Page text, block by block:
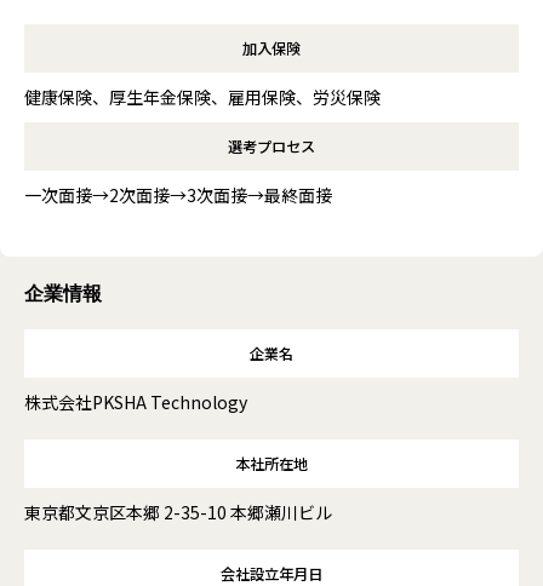
加入保険
健康保険、厚生年金保険、雇用保険、労災保険
選考プロセス
一次面接→2次面接→3次面接→最終面接
企業情報
企業名
株式会社PKSHA Technology
本社所在地
東京都文京区本郷 2-35-10 本郷瀬川ビル
会社設立年月日